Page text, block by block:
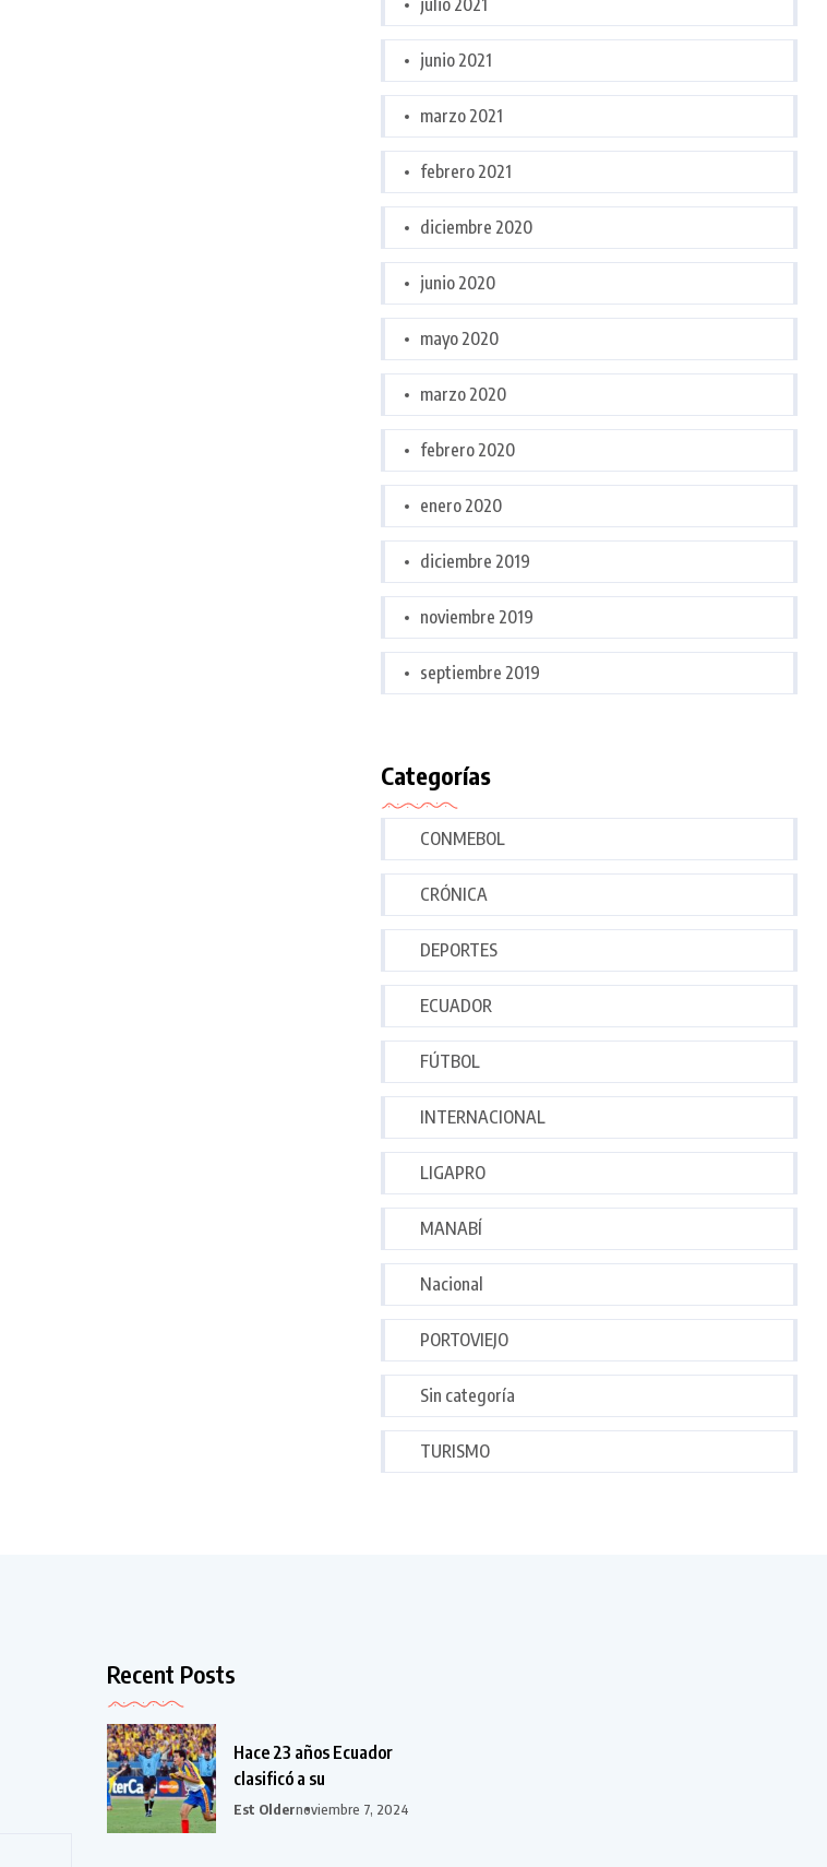
julio 2021
junio 2021
marzo 2021
febrero 2021
diciembre 2020
junio 2020
mayo 2020
marzo 2020
febrero 2020
enero 2020
diciembre 2019
noviembre 2019
septiembre 2019
Categorías
CONMEBOL
CRÓNICA
DEPORTES
ECUADOR
FÚTBOL
INTERNACIONAL
LIGAPRO
MANABÍ
Nacional
PORTOVIEJO
Sin categoría
TURISMO
Recent Posts
Hace 23 años Ecuador
clasificó a su
Est Oldernoviembre 7, 2024